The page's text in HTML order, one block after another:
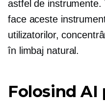
astfel de instrumente.
face aceste
utilizatorilor,
în limbaj natural.
Folosind AI